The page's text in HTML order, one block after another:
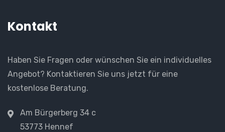
Kontakt
Haben Sie Fragen oder wünschen Sie ein individuelles
Angebot? Kontaktieren Sie uns jetzt für eine
kostenlose Beratung.
Am Bürgerberg 34 c
53773 Hennef